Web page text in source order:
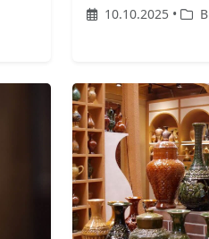
10.10.2025 •